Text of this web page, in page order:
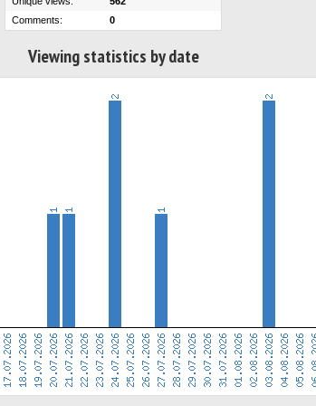
Comments:
0
Viewing statistics by date